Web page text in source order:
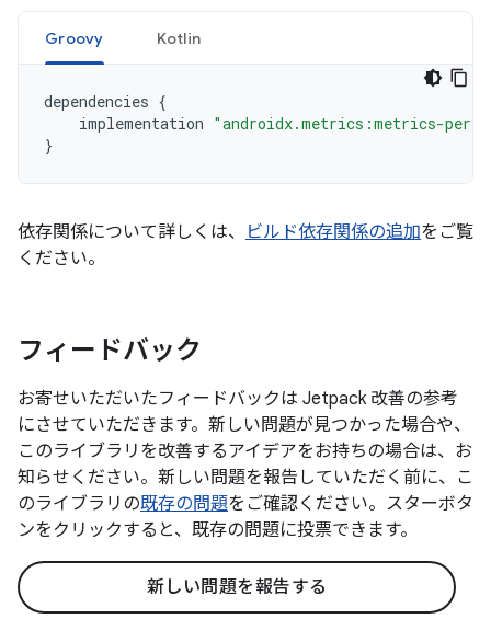
Groovy Kotlin
dependencies {
implementation "androidx.metrics:metrics-
}
依存関係について詳しくは、 ビルド依存関係の追加をご覧
ください。
フィードバック
お寄せいただいたフィードバックは Jetpack 改善の参考
にさせていただきます。新しい問題が見つかった場合や、
このライブラリを改善するアイデアをお持ちの場合は、お
知らせください。新しい問題を報告していただく前に、こ
のライブラリの既存の問題をご確認ください。スターボタ
ンをクリックすると、既存の問題に投票できます。
新しい問題を報告する